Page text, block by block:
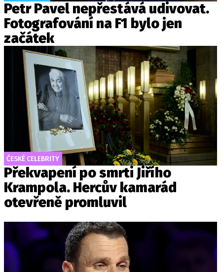
Petr Pavel nepřestává udivovat.
Fotografování na F1 bylo jen
začátek
ČESKÉ CELEBRITY
Překvapení po smrti Jiřího
Krampola. Hercův kamarád
otevřeně promluvil